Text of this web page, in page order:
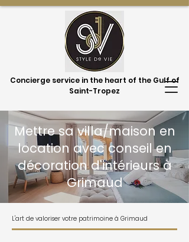
Concierge service in the heart of the Gulf of
Saint-Tropez
Mettre sa villa/maison en
location avec conseil en
décoration d'intérieurs à
Grimaud
L'art de valoriser votre patrimoine à Grimaud